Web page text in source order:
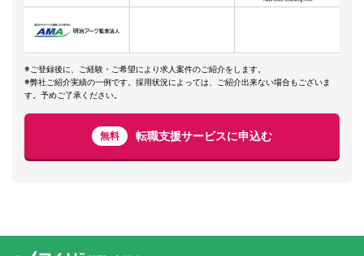
※ご登録後に、ご経験・ご希望により求人案件のご紹介をします。
※弊社ご紹介実績の一例です。採用状況によっては、ご紹介出来ない場合もございま
す。予めご了承ください。
無料 転職支援サービスに申込む